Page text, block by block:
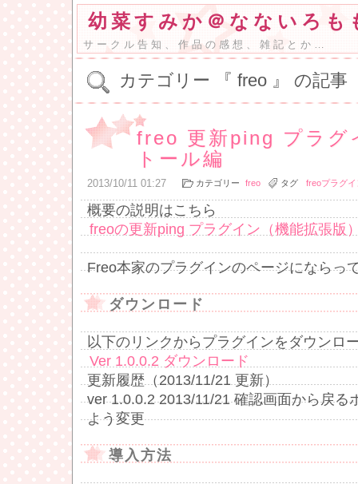
幼菜すみか＠なないろも
サークル告知、作品の感想、雑記とか…
カテゴリー 『 freo 』 の記事
freo 更新ping プラ
トール編
2013/10/11 01:27 カテゴリー freo タグ freoプラグイ
概要の説明はこちら
freoの更新ping プラグイン（機能拡張版
Freo本家のプラグインのページにならっ
ダウンロード
以下のリンクからプラグインをダウンロ
Ver 1.0.0.2 ダウンロード
更新履歴（2013/11/21 更新）
ver 1.0.0.2 2013/11/21 確認画面から戻る
よう変更
導入方法